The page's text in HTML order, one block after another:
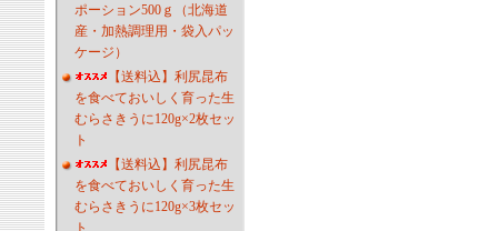
ポーション500ｇ（北海道
産・加熱調理用・袋入パッ
ケージ）
【送料込】利尻昆布
を食べておいしく育った生
むらさきうに120g×2枚セッ
ト
【送料込】利尻昆布
を食べておいしく育った生
むらさきうに120g×3枚セッ
ト